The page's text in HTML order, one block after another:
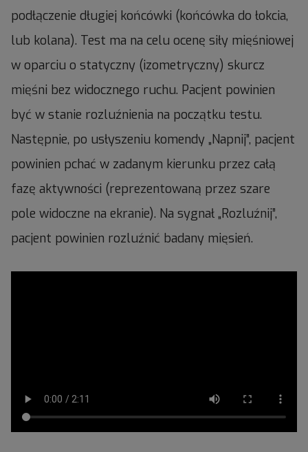
podłączenie długiej końcówki (końcówka do łokcia,
lub kolana). Test ma na celu ocenę siły mięśniowej
w oparciu o statyczny (izometryczny) skurcz
mięśni bez widocznego ruchu. Pacjent powinien
być w stanie rozluźnienia na początku testu.
Następnie, po usłyszeniu komendy „Napnij”, pacjent
powinien pchać w zadanym kierunku przez całą
fazę aktywności (reprezentowaną przez szare
pole widoczne na ekranie). Na sygnał „Rozluźnij”,
pacjent powinien rozluźnić badany mięsień.